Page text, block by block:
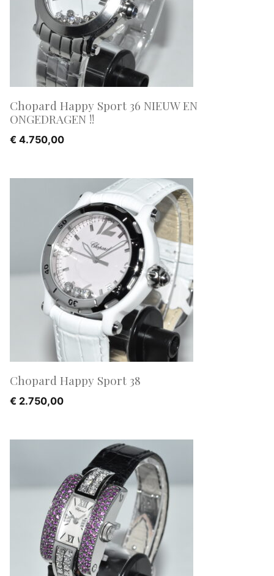
Chopard Happy Sport 36 NIEUW EN
ONGEDRAGEN !!
€ 4.750,00
Chopard Happy Sport 38
€ 2.750,00